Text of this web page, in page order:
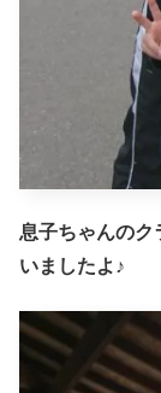
息子ちゃんのク
いましたよ♪